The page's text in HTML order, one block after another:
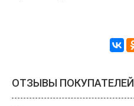
ОТЗЫВЫ ПОКУПАТЕЛЕЙ